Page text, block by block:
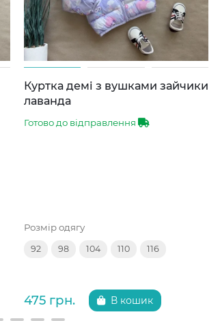
Куртка демі з вушками зайчики
лаванда
Готово до відправлення
Розмір одягу
92 98 104 110 116
475 грн. В кошик